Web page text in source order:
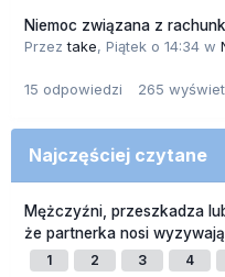
Niemoc związana z
Przeztake, Piątek o 14:34 w
15 odpowiedzi 265
Najczęściej czytane
Mężczyźni, przeszkadza
że partnerka nosi
1 2 3 4